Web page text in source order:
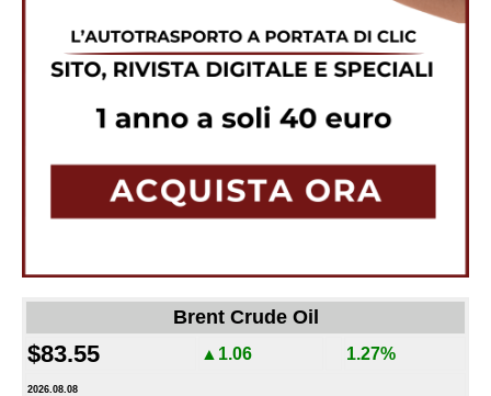
Brent Crude Oil
$83.55 ▲1.06 1.27%
2026.08.08